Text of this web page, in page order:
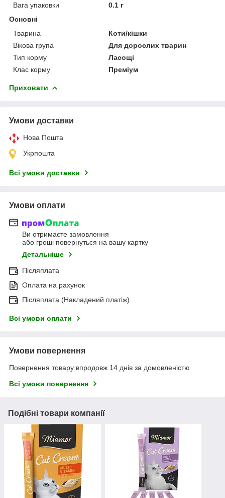
Вага упаковки
0.1 г
Основні
Тварина
Коти/кішки
Вікова група
Для дорослих тварин
Тип корму
Ласощі
Клас корму
Преміум
Приховати
Умови доставки
Нова Пошта
Укрпошта
Всі умови доставки
Умови оплати
Ви отримаєте замовлення
або гроші повернуться на вашу картку
Детальніше
Післяплата
Оплата на рахунок
Післяплата (Накладений платіж)
Всі умови оплати
Умови повернення
Повернення товару впродовж 14 днів за домовленістю
Всі умови повернення
Подібні товари компанії